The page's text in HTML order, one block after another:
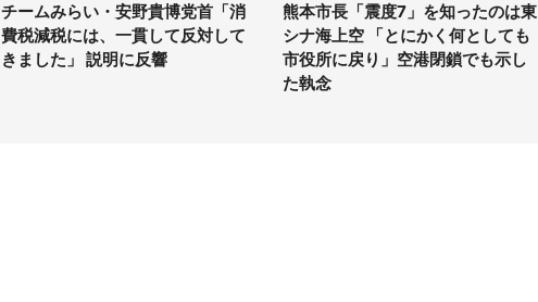
チームみらい・安野貴博党首「消
費税減税には、一貫して反対して
きました」 説明に反響
熊本市長「震度7」を知ったのは東
シナ海上空 「とにかく何としても
市役所に戻り」空港閉鎖でも示し
た執念